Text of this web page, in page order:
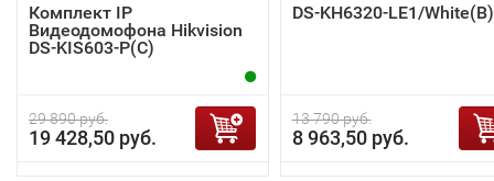
Комплект IP
Видеодомофона Hikvision
DS-KIS603-P(C)
29 890 руб.
19 428,50 руб.
DS-KH6320-LE1/White(B)
13 790 руб.
8 963,50 руб.